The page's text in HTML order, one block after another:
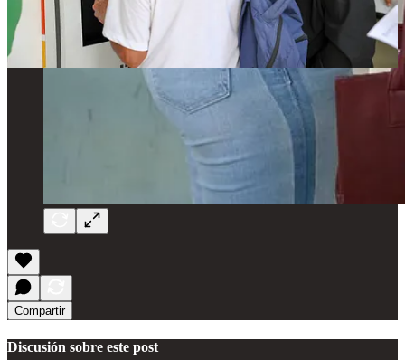
Compartir
Discusión sobre este post